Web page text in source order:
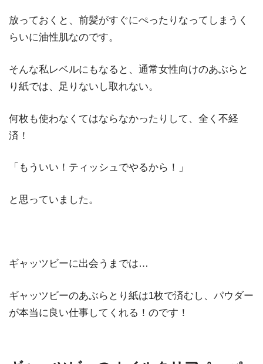
放っておくと、前髪がすぐにぺったりなってしまうく
らいに油性肌なのです。
そんな私レベルにもなると、通常女性向けのあぶらと
り紙では、足りないし取れない。
何枚も使わなくてはならなかったりして、全く不経
済！
「もういい！ティッシュでやるから！」
と思っていました。
ギャッツビーに出会うまでは…
ギャッツビーのあぶらとり紙は1枚で済むし、パウダー
が本当に良い仕事してくれる！のです！